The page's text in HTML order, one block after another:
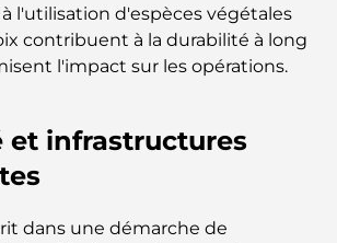
de Tilal Al Ghaf : une nouvelle
la vie intégrée à Dubaï
et harmonie
entreprises d'aménagement
l'utilisation d'espèces végétales
contribuent à la durabilité à long
l'impact sur les opérations.
et infrastructures
dans une démarche de